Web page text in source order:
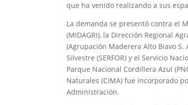
que ha venido realizando a sus
La demanda se presentó contra el
(MIDAGRI), la Dirección Regional
(Agrupación Maderera Alto Biavo S.
Silvestre (SERFOR) y el Servicio
Parque Nacional Cordillera Azul
Naturales (CIMA) fue incorporado
Administración.